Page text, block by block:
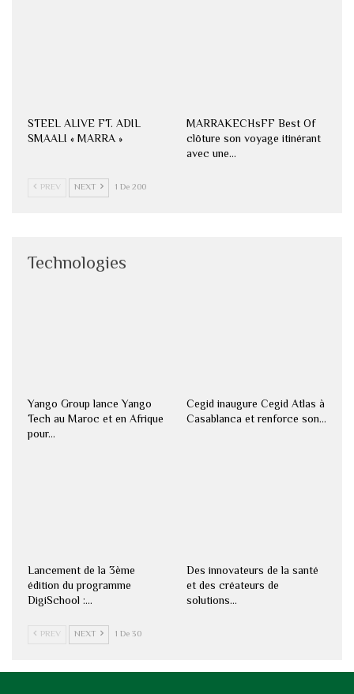
STEEL ALIVE FT. ADIL
SMAALI « MARRA »
MARRAKECHsFF Best Of
clôture son voyage itinérant
avec une…
PREV NEXT 1 De 200
Technologies
Yango Group lance Yango
Tech au Maroc et en Afrique
pour…
Cegid inaugure Cegid Atlas à
Casablanca et renforce son…
Lancement de la 3ème
édition du programme
DigiSchool :…
Des innovateurs de la santé
et des créateurs de
solutions…
PREV NEXT 1 De 30